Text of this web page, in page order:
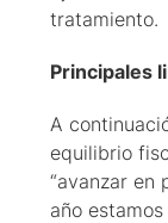
tratamiento.
Principales
A
equilibrio
“avanzar en
año